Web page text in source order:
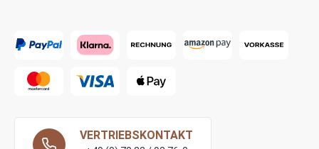
RAL 5009-azurblau
RAL 5010-enzianblau
RAL 5013-kobaltblau
VERTRIEBSKONTAKT